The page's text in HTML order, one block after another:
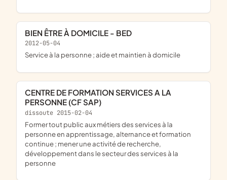
BIEN ÊTRE À DOMICILE - BED
2012-05-04
service à la personne ; aide et maintien à domicile
CENTRE DE FORMATION SERVICES A LA
PERSONNE (CF SAP)
dissoute 2015-02-04
former tout public aux métiers des services à la
personne en apprentissage, alternance et formation
continue ; mener une activité de recherche,
développement dans le secteur des services à la
personne